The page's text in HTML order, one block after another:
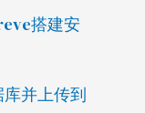
搭建安
并上传到